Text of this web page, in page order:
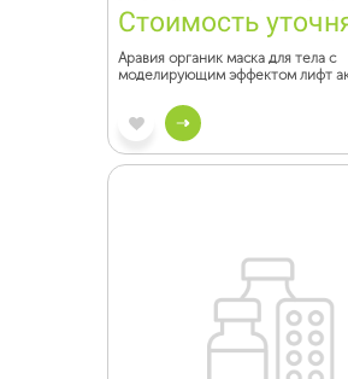
Стоимость
Аравия органик маска для тела с
моделирующим эффектом лифт